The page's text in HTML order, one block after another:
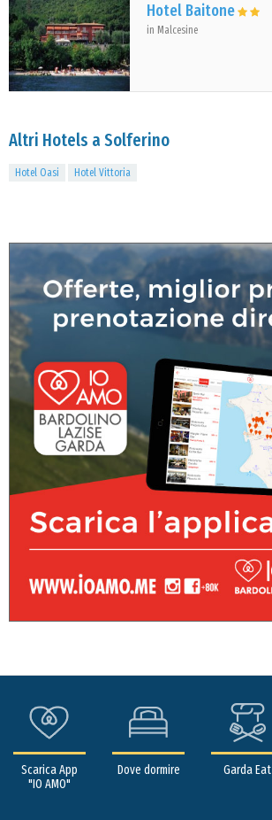
Hotel Baitone
in Malcesine
Altri Hotels a Solferino
Hotel Oasi Hotel Vittoria
Scarica App
"IO AMO"
Dove dormire Garda Eat